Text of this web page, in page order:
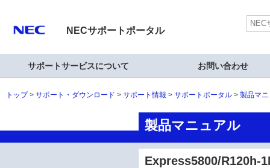
NECサポートポータル
サポートサービスについて お問い合わせ
トップ サポート・ダウンロード サポート情報 サポートポータル 製品マ
製品マニュアル
Express5800/R120h-